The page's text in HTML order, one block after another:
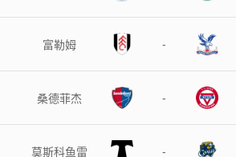
富勒姆 -
桑德菲杰 -
莫斯科鱼雷 -